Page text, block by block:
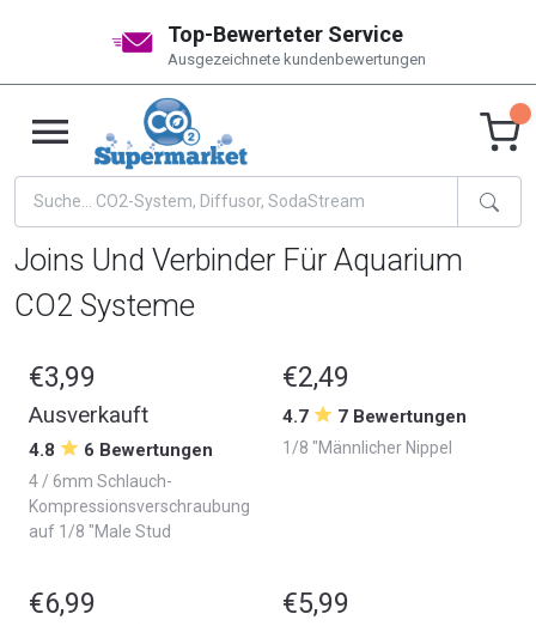
Top-Bewerteter Service
Ausgezeichnete kundenbewertungen
Joins Und Verbinder Für Aquarium
CO2 Systeme
€3,99
Ausverkauft
4.8 6 Bewertungen
4 / 6mm Schlauch-
Kompressionsverschraubung
auf 1/8 "Male Stud
€2,49
4.7 7 Bewertungen
1/8 "Männlicher Nippel
€6,99 €5,99